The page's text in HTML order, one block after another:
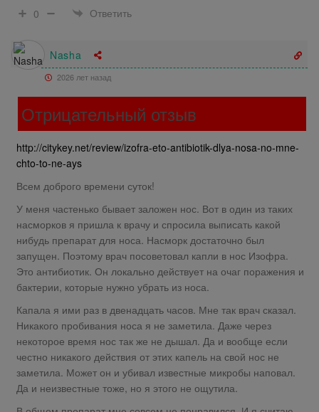
0 Ответить
Nasha
2026 лет назад
Отрицательный отзыв
http://citykey.net/review/izofra-eto-antibiotik-dlya-nosa-no-mne-
chto-to-ne-ays
Всем доброго времени суток!
У меня частенько бывает заложен нос. Вот в один из таких
насморков я пришла к врачу и спросила выписать какой
нибудь препарат для носа. Насморк достаточно был
запущен. Поэтому врач посоветовал капли в нос Изофра.
Это антибиотик. Он локально действует на очаг поражения и
бактерии, которые нужно убрать из носа.
Капала я ими раз в двенадцать часов. Мне так врач сказал.
Никакого пробивания носа я не заметила. Даже через
некоторое время нос так же не дышал. Да и вообще если
честно никакого действия от этих капель на свой нос не
заметила. Может он и убивал известные микробы наповал.
Да и неизвестные тоже, но я этого не ощутила.